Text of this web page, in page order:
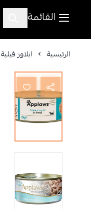
القائمة
الرئيسية ابلاوز